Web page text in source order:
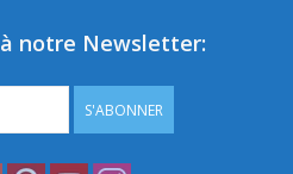
notre Newsletter:
S'ABONNER